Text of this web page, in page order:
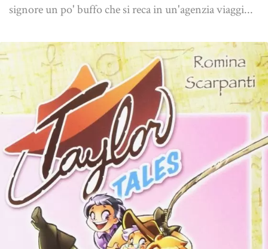
signore un po' buffo che si reca in un'agenzia viaggi...